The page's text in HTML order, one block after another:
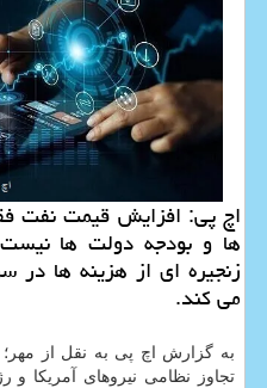
اچ پی: افزایش قیمت نفت
ها و بودجه دولت ها
زنجیره ای از هزینه ها در
می کند.
به گزارش اچ پی به نقل از
تجاوز نظامی نیروهای آمریکا و